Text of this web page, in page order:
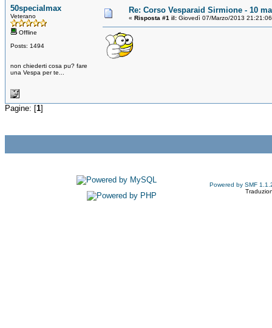
50specialmax
Veterano
Offline
Posts: 1494
non chiederti cosa pu? fare
una Vespa per te...
Re: Corso Vesparaid Sirmione - 10
« Risposta #1 il: Giovedì 07/Marzo/2013
Pagine: [1]
Powered by SMF